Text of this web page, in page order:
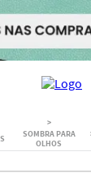
SOMBRA PARA
OLHOS